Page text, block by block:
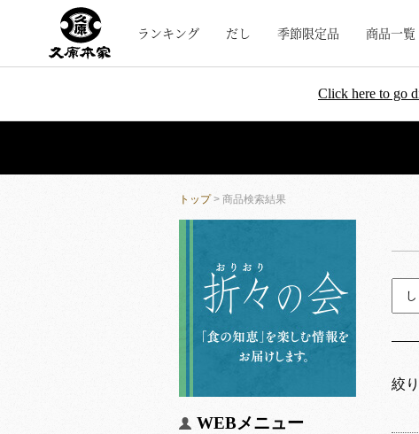
ランキング だし 季節限定品 商品一覧
Click here to go
トップ> 商品検索結果
WEBメニュー
絞